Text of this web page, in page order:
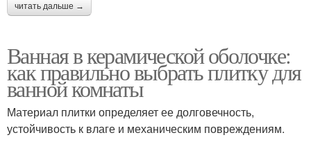
читать дальше →
Ванная в керамической оболочке:
как правильно выбрать плитку для
ванной комнаты
Материал плитки определяет ее долговечность,
устойчивость к влаге и механическим повреждениям.